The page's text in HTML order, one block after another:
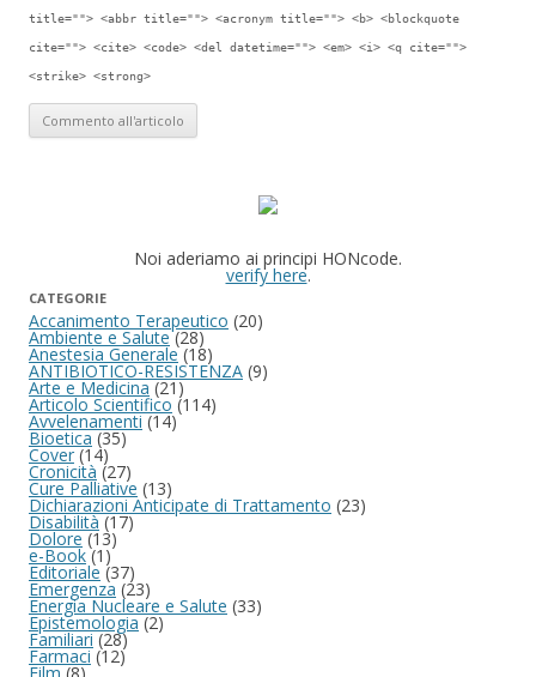
title=""> <abbr title=""> <acronym title=""> <b> <blockquote
cite=""> <cite> <code> <del datetime=""> <em> <i> <q cite="">
<strike> <strong>
Noi aderiamo ai principi HONcode.
verify here.
CATEGORIE
Accanimento Terapeutico (20)
Ambiente e Salute(28)
Anestesia Generale(18)
ANTIBIOTICO-RESISTENZA (9)
Arte e Medicina(21)
Articolo Scientifico (114)
Avvelenamenti(14)
Bioetica(35)
Cover(14)
Cronicità (27)
Cure Palliative (13)
Dichiarazioni Anticipate di Trattamento (23)
Disabilità(17)
Dolore(13)
e-Book(1)
Editoriale (37)
Emergenza (23)
Energia Nucleare e Salute (33)
Epistemologia(2)
Familiari(28)
Farmaci(12)